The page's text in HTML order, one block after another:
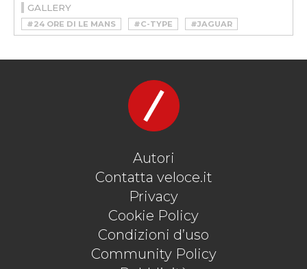
GALLERY
#24 ORE DI LE MANS #C-TYPE
#JAGUAR
#JAGUAR C-TYPE
#JAGUAR C-TYPE VITTORIE
#MOTORSPORT
Autori
Contatta veloce.it
Privacy
Cookie Policy
Condizioni d’uso
Community Policy